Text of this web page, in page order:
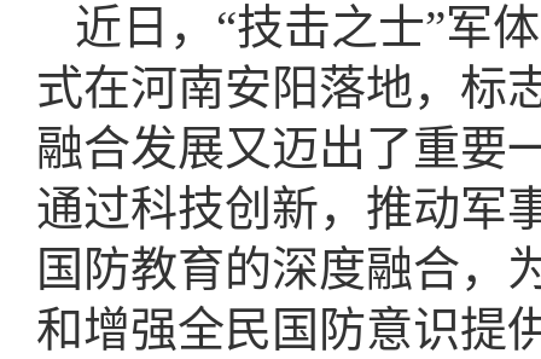
近日，“技击之士”军
式在河南安阳落地，标
融合发展又迈出了重要
通过科技创新，推动军
国防教育的深度融合，
和增强全民国防意识提